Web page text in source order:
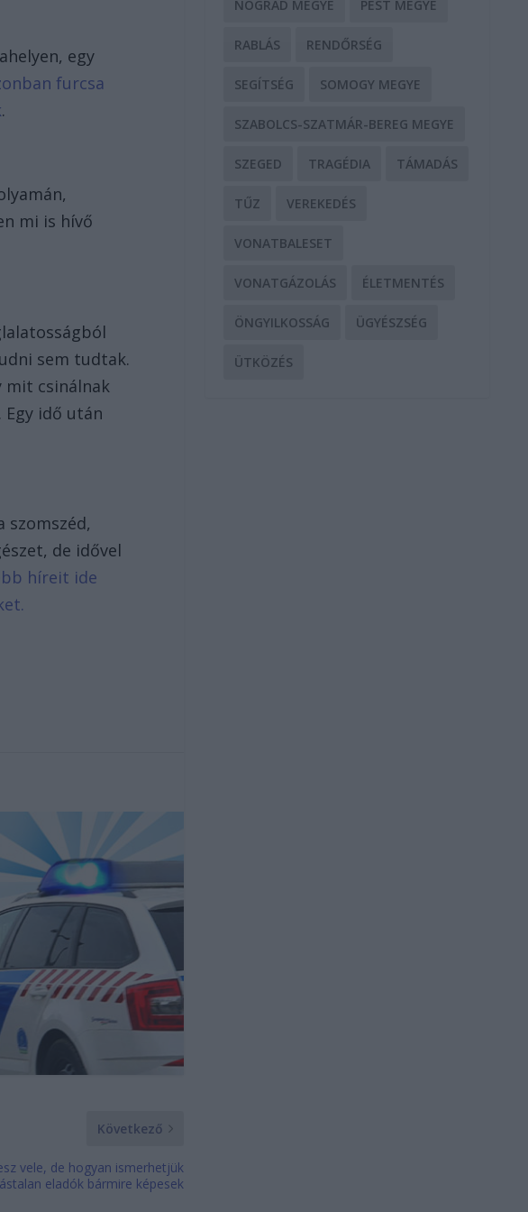
egy
furcsa
.
mi is hívő
sem tudtak.
mit csinálnak
idő után
szomszéd,
de idővel
híreit ide
Következő
vele, de hogyan ismerhetjük
eladók bármire képesek
NÓGRÁD MEGYE PEST MEGYE
RABLÁS RENDŐRSÉG
SEGÍTSÉG SOMOGY MEGYE
SZABOLCS-SZATMÁR-BEREG MEGYE
SZEGED TRAGÉDIA TÁMADÁS
TŰZ VEREKEDÉS
VONATBALESET
VONATGÁZOLÁS ÉLETMENTÉS
ÖNGYILKOSSÁG ÜGYÉSZSÉG
ÜTKÖZÉS